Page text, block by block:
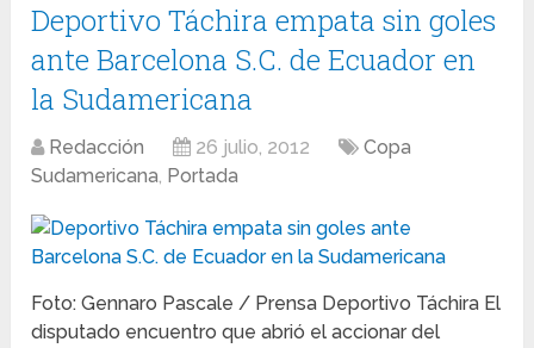
Deportivo Táchira empata sin goles
ante Barcelona S.C. de Ecuador en
la Sudamericana
Redacción 26 julio, 2012
Copa
Sudamericana, Portada
Foto: Gennaro Pascale / Prensa Deportivo Táchira El
disputado encuentro que abrió el accionar del